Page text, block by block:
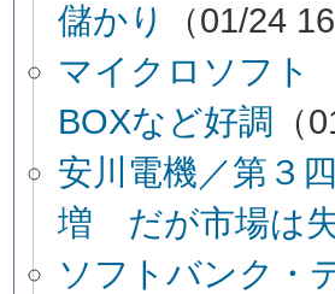
儲かり
（01/24
マイクロソフト
BOXなど好調 （
安川電機／第３
増 だが市場は
ソフトバンク・